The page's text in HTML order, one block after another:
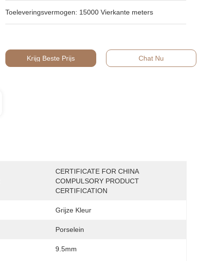
Toeleveringsvermogen: 15000 Vierkante meters
Krijg Beste Prijs Chat Nu
CERTIFICATE FOR CHINA
COMPULSORY PRODUCT
CERTIFICATION
Grijze Kleur
Porselein
9.5mm